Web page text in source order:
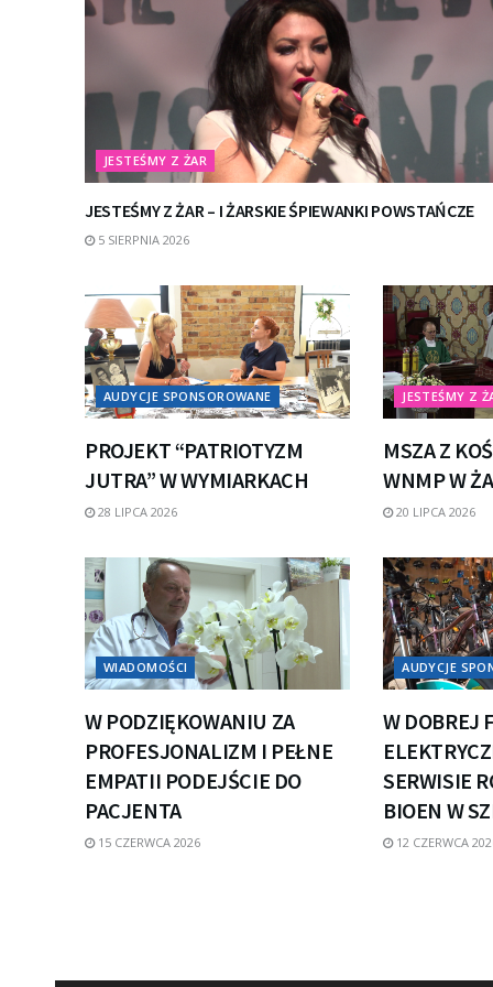
JESTEŚMY Z ŻAR
JESTEŚMY Z ŻAR – I ŻARSKIE ŚPIEWANKI POWSTAŃCZE
5 SIERPNIA 2026
AUDYCJE SPONSOROWANE
PROJEKT “PATRIOTYZM
JUTRA” W WYMIARKACH
28 LIPCA 2026
JESTEŚMY Z
MSZA Z
WNMP W
20 LIPCA 2026
WIADOMOŚCI
W PODZIĘKOWANIU ZA
PROFESJONALIZM I PEŁNE
EMPATII PODEJŚCIE DO
PACJENTA
15 CZERWCA 2026
AUDYCJE
W DOBREJ
SERWISIE
BIOEN W
12 CZERWCA